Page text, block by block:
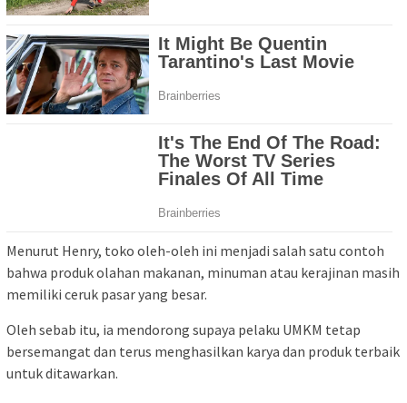
Menurut Henry, toko oleh-oleh ini menjadi salah satu contoh
bahwa produk olahan makanan, minuman atau kerajinan masih
memiliki ceruk pasar yang besar.
Oleh sebab itu, ia mendorong supaya pelaku UMKM tetap
bersemangat dan terus menghasilkan karya dan produk terbaik
untuk ditawarkan.